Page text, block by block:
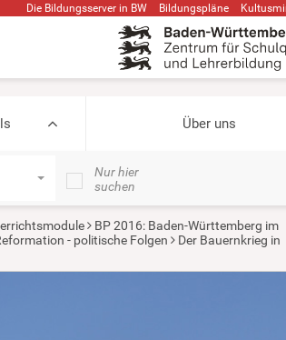
Die Bildungsserver in BW Bildungspläne
Über uns
Nur hier
suchen
BP 2016: Baden-Württemberg im
- politische Folgen
Der Bauernkrieg in